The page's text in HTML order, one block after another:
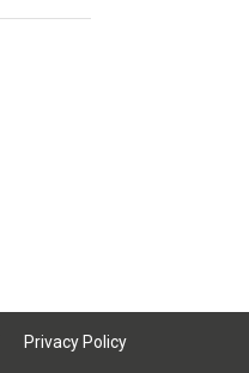
Privacy Policy